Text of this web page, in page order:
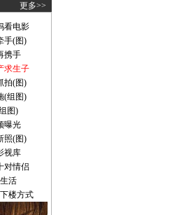
更多>>
看电影
手(图)
携手
求生子
拍(图)
(组图)
图)
曝光
照(图)
视库
对情侣
活
楼方式